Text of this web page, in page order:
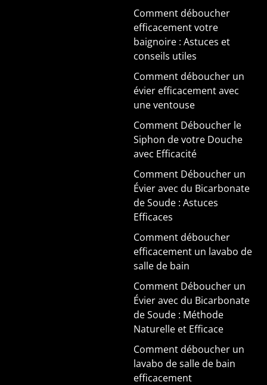
Comment déboucher
efficacement votre
baignoire : Astuces et
conseils utiles
Comment déboucher un
évier efficacement avec
une ventouse
Comment Déboucher le
Siphon de votre Douche
avec Efficacité
Comment Déboucher un
Évier avec du Bicarbonate
de Soude : Astuces
Efficaces
Comment déboucher
efficacement un lavabo de
salle de bain
Comment Déboucher un
Évier avec du Bicarbonate
de Soude : Méthode
Naturelle et Efficace
Comment déboucher un
lavabo de salle de bain
efficacement